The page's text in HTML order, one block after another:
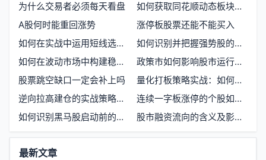
为什么交易者必须每天看盘
如何获取同花顺动态板块的历史数据
A股何时能重回涨势
涨停板股票还能不能买入
如何在实战中运用短线选股技巧
如何识别并把握强势股的运行逻辑
如何在波动市场中构建稳定的投资逻辑
政策市如何影响股市运行与投资者决策
股票跳空缺口一定会补上吗
量化打板策略实战：如何利用算法捕捉强势股的起爆点
逆向拉高建仓的实战策略与风险控制
连续一字板涨停的个股如何操作短线
如何识别黑马股启动前的三大信号
股市融资流向的含义及影响因素
功
最新文章